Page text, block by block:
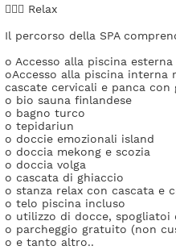
🧘🏻‍♂️ Relax
Il percorso della SPA
o Accesso alla piscina
oAccesso alla piscina interna
cascate cervicali e panca con
o bio sauna finlandese
o bagno turco
o tepidariun
o doccie emozionali island
o doccia mekong e scozia
o doccia volga
o cascata di ghiaccio
o stanza relax con cascata e
o telo piscina incluso
o utilizzo di docce, spogliatoi
o parcheggio gratuito (non
o e tanto altro..